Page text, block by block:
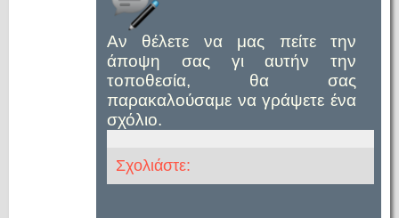
Αν θέλετε να μας πείτε την
άποψη σας γι αυτήν την
τοποθεσία, θα σας
παρακαλούσαμε να γράψετε ένα
σχόλιο.
Σχολιάστε: